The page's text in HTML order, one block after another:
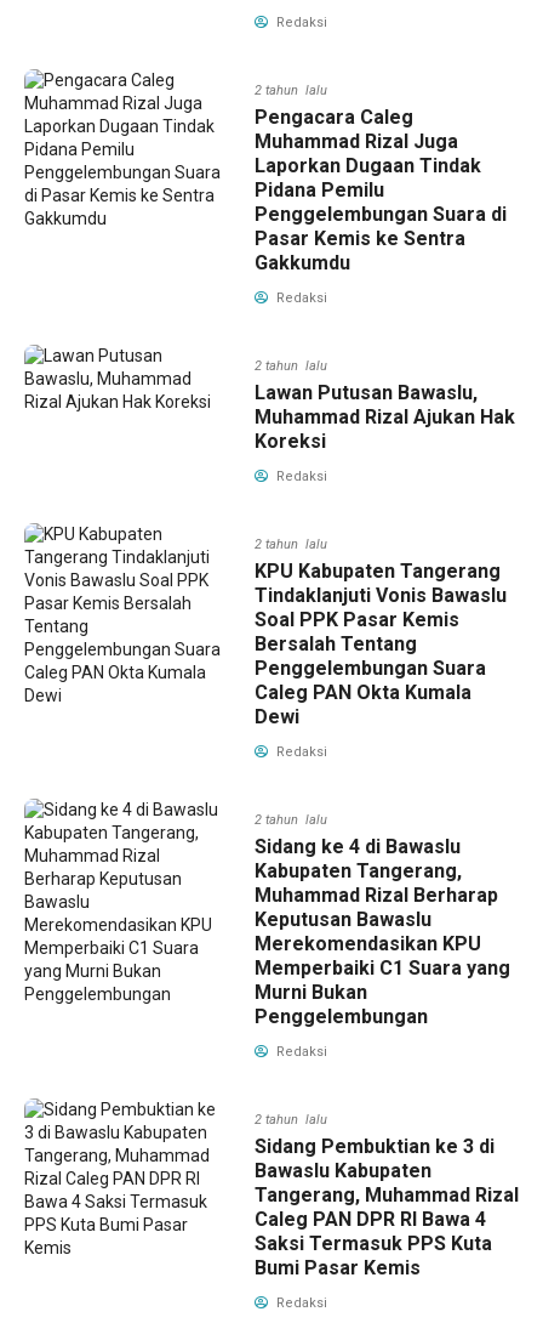
Redaksi
2 tahun lalu
Pengacara Caleg
Muhammad Rizal Juga
Laporkan Dugaan Tindak
Pidana Pemilu
Penggelembungan Suara di
Pasar Kemis ke Sentra
Gakkumdu
Redaksi
2 tahun lalu
Lawan Putusan Bawaslu,
Muhammad Rizal Ajukan Hak
Koreksi
Redaksi
2 tahun lalu
KPU Kabupaten Tangerang
Tindaklanjuti Vonis Bawaslu
Soal PPK Pasar Kemis
Bersalah Tentang
Penggelembungan Suara
Caleg PAN Okta Kumala
Dewi
Redaksi
2 tahun lalu
Sidang ke 4 di Bawaslu
Kabupaten Tangerang,
Muhammad Rizal Berharap
Keputusan Bawaslu
Merekomendasikan KPU
Memperbaiki C1 Suara yang
Murni Bukan
Penggelembungan
Redaksi
2 tahun lalu
Sidang Pembuktian ke 3 di
Bawaslu Kabupaten
Tangerang, Muhammad Rizal
Caleg PAN DPR RI Bawa 4
Saksi Termasuk PPS Kuta
Bumi Pasar Kemis
Redaksi